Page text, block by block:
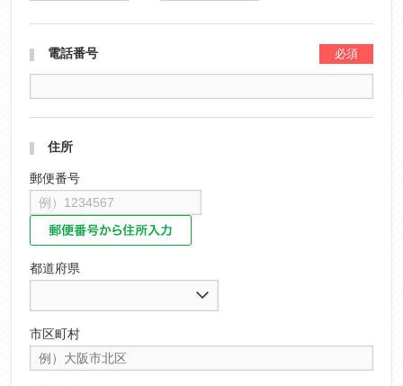
電話番号
住所
郵便番号
都道府県
市区町村